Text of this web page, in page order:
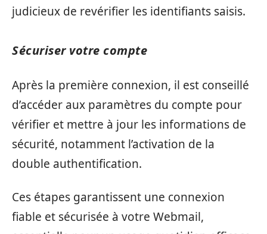
judicieux de revérifier les identifiants saisis.
Sécuriser votre compte
Après la première connexion, il est conseillé
d’accéder aux paramètres du compte pour
vérifier et mettre à jour les informations de
sécurité, notamment l’activation de la
double authentification.
Ces étapes garantissent une connexion
fiable et sécurisée à votre Webmail,